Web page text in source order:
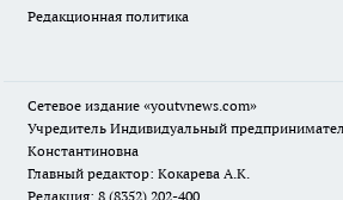
Редакционная политика
Сетевое издание «youtvnews.com»
Учредитель Индивидуальный
Константиновна
Главный редактор: Кокарева А.К.
Редакция: 8 (8352) 202-400